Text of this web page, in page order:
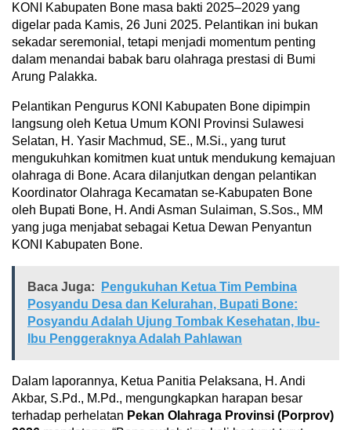
KONI Kabupaten Bone masa bakti 2025–2029 yang
digelar pada Kamis, 26 Juni 2025. Pelantikan ini bukan
sekadar seremonial, tetapi menjadi momentum penting
dalam menandai babak baru olahraga prestasi di Bumi
Arung Palakka.
Pelantikan Pengurus KONI Kabupaten Bone dipimpin
langsung oleh Ketua Umum KONI Provinsi Sulawesi
Selatan, H. Yasir Machmud, SE., M.Si., yang turut
mengukuhkan komitmen kuat untuk mendukung kemajuan
olahraga di Bone. Acara dilanjutkan dengan pelantikan
Koordinator Olahraga Kecamatan se-Kabupaten Bone
oleh Bupati Bone, H. Andi Asman Sulaiman, S.Sos., MM
yang juga menjabat sebagai Ketua Dewan Penyantun
KONI Kabupaten Bone.
Baca Juga:
Pengukuhan Ketua Tim Pembina
Posyandu Desa dan Kelurahan, Bupati Bone:
Posyandu Adalah Ujung Tombak Kesehatan, Ibu-
Ibu Penggeraknya Adalah Pahlawan
Dalam laporannya, Ketua Panitia Pelaksana, H. Andi
Akbar, S.Pd., M.Pd., mengungkapkan harapan besar
terhadap perhelatan Pekan Olahraga Provinsi (Porprov)